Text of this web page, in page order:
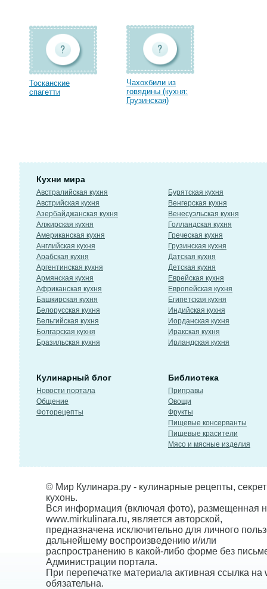
Тосканские
спагетти
Чахохбили из
говядины (кухня:
Грузинская)
Кухни мира
Австралийская кухня
Австрийская кухня
Азербайджанская кухня
Алжирская кухня
Американская кухня
Английская кухня
Арабская кухня
Аргентинская кухня
Армянская кухня
Африканская кухня
Башкирская кухня
Белорусская кухня
Бельгийская кухня
Болгарская кухня
Бразильская кухня
Бурятская кухня
Венгерская кухня
Венесуэльская кухня
Голландская кухня
Греческая кухня
Грузинская кухня
Датская кухня
Детская кухня
Еврейская кухня
Европейская кухня
Египетская кухня
Индийская кухня
Иорданская кухня
Иракская кухня
Ирландская кухня
Кулинарный блог
Новости портала
Общение
Фоторецепты
Библиотека
Приправы
Овощи
Фрукты
Пищевые консерванты
Пищевые красители
Мясо и мясные изделия
© Мир Кулинара.ру - кулинарные рецепты,
кухонь.
Вся информация (включая фото), размещенная
www.mirkulinara.ru, является авторской,
предназначена исключительно для личного
дальнейшему воспроизведению и/или
распространению в какой-либо форме без
Администрации портала.
При перепечатке материала активная ссылка на
обязательна.